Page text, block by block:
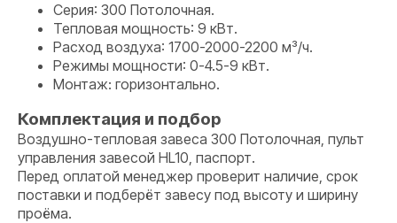
Серия: 300 Потолочная.
Тепловая мощность: 9 кВт.
Расход воздуха: 1700-2000-2200 м³/ч.
Режимы мощности: 0-4.5-9 кВт.
Монтаж: горизонтально.
Комплектация и подбор
Воздушно-тепловая завеса 300 Потолочная, пульт
управления завесой HL10, паспорт.
Перед оплатой менеджер проверит наличие, срок
поставки и подберёт завесу под высоту и ширину
проёма.